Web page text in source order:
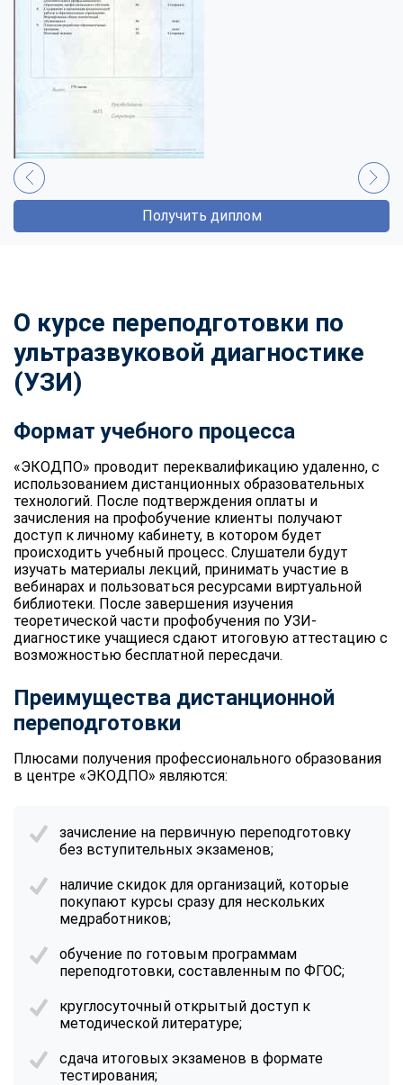
Получить диплом
О курсе переподготовки по
ультразвуковой диагностике
(УЗИ)
Формат учебного процесса
«ЭКОДПО» проводит переквалификацию удаленно, с
использованием дистанционных образовательных
технологий. После подтверждения оплаты и
зачисления на профобучение клиенты получают
доступ к личному кабинету, в котором будет
происходить учебный процесс. Слушатели будут
изучать материалы лекций, принимать участие в
вебинарах и пользоваться ресурсами виртуальной
библиотеки. После завершения изучения
теоретической части профобучения по УЗИ-
диагностике учащиеся сдают итоговую аттестацию с
возможностью бесплатной пересдачи.
Преимущества дистанционной
переподготовки
Плюсами получения профессионального образования
в центре «ЭКОДПО» являются:
зачисление на первичную переподготовку
без вступительных экзаменов;
наличие скидок для организаций, которые
покупают курсы сразу для нескольких
медработников;
обучение по готовым программам
переподготовки, составленным по ФГОС;
круглосуточный открытый доступ к
методической литературе;
сдача итоговых экзаменов в формате
тестирования;